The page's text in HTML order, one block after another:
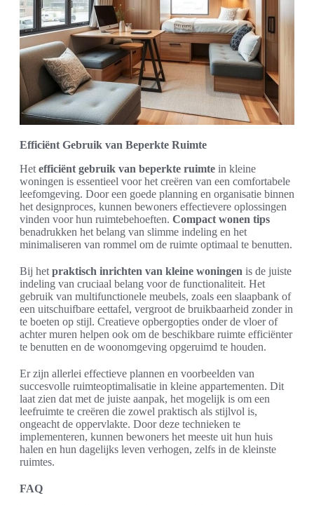
Efficiënt Gebruik van Beperkte Ruimte
Het efficiënt gebruik van beperkte ruimte in kleine
woningen is essentieel voor het creëren van een comfortabele
leefomgeving. Door een goede planning en organisatie binnen
het designproces, kunnen bewoners effectievere oplossingen
vinden voor hun ruimtebehoeften. Compact wonen tips
benadrukken het belang van slimme indeling en het
minimaliseren van rommel om de ruimte optimaal te benutten.
Bij het praktisch inrichten van kleine woningen is de juiste
indeling van cruciaal belang voor de functionaliteit. Het
gebruik van multifunctionele meubels, zoals een slaapbank of
een uitschuifbare eettafel, vergroot de bruikbaarheid zonder in
te boeten op stijl. Creatieve opbergopties onder de vloer of
achter muren helpen ook om de beschikbare ruimte efficiënter
te benutten en de woonomgeving opgeruimd te houden.
Er zijn allerlei effectieve plannen en voorbeelden van
succesvolle ruimteoptimalisatie in kleine appartementen. Dit
laat zien dat met de juiste aanpak, het mogelijk is om een
leefruimte te creëren die zowel praktisch als stijlvol is,
ongeacht de oppervlakte. Door deze technieken te
implementeren, kunnen bewoners het meeste uit hun huis
halen en hun dagelijks leven verhogen, zelfs in de kleinste
ruimtes.
FAQ